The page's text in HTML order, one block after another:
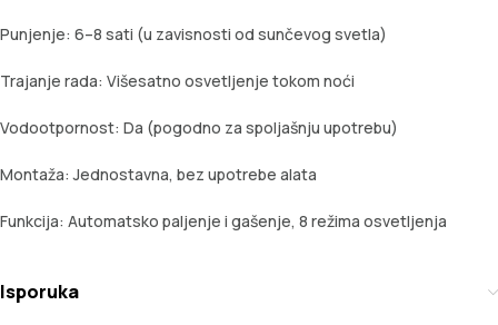
Punjenje: 6–8 sati (u zavisnosti od sunčevog svetla)
Trajanje rada: Višesatno osvetljenje tokom noći
Vodootpornost: Da (pogodno za spoljašnju upotrebu)
Montaža: Jednostavna, bez upotrebe alata
Funkcija: Automatsko paljenje i gašenje, 8 režima osvetljenja
Isporuka